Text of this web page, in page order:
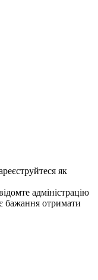
як
адміністрацію
бажання отримати